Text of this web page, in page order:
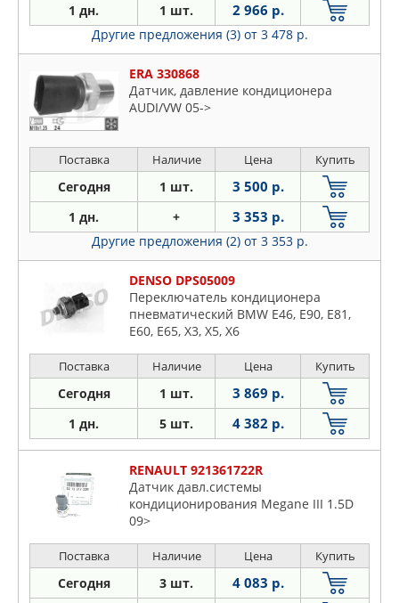
1 дн. 1 шт. 2 966 р.
Другие предложения (3) от 3 478 р.
ERA 330868
Датчик, давление кондиционера
AUDI/VW 05->
Поставка Наличие Цена Купить
Сегодня 1 шт. 3 500 р.
1 дн. + 3 353 р.
Другие предложения (2) от 3 353 р.
DENSO DPS05009
Переключатель кондиционера
пневматический BMW E46, E90, E81,
E60, E65, X3, X5, X6
Поставка Наличие Цена Купить
Сегодня 1 шт. 3 869 р.
1 дн. 5 шт. 4 382 р.
RENAULT 921361722R
Датчик давл.системы
кондиционирования Megane III 1.5D
09>
Поставка Наличие Цена Купить
Сегодня 3 шт. 4 083 р.